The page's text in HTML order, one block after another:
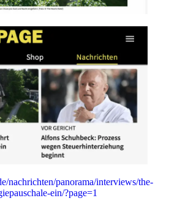
nachrichten/panorama/interviews/the-
ein/?page=1